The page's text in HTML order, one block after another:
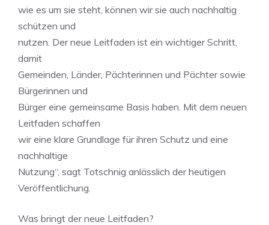
wie es um sie steht, können wir sie auch nachhaltig
schützen und
nutzen. Der neue Leitfaden ist ein wichtiger Schritt,
damit
Gemeinden, Länder, Pächterinnen und Pächter sowie
Bürgerinnen und
Bürger eine gemeinsame Basis haben. Mit dem neuen
Leitfaden schaffen
wir eine klare Grundlage für ihren Schutz und eine
nachhaltige
Nutzung“, sagt Totschnig anlässlich der heutigen
Veröffentlichung.
Was bringt der neue Leitfaden?